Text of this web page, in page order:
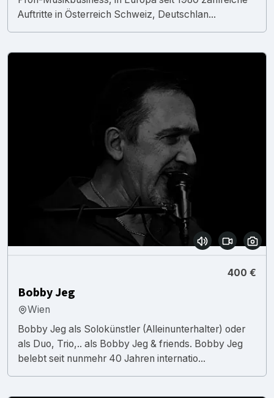
Auftritte in Österreich Schweiz, Deutschlan...
400 €
Bobby Jeg
Wien
Bobby Jeg als Solokünstler (Alleinunterhalter) oder
als Duo, Trio,.. als Bobby Jeg & friends. Bobby Jeg
belebt seit nunmehr 40 Jahren internatio...